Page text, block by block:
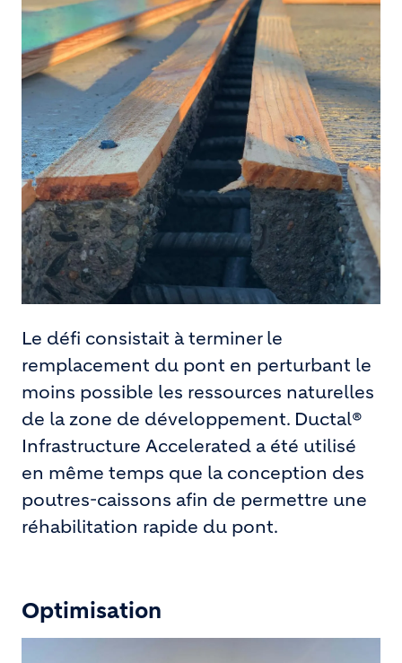
Le défi consistait à terminer le
remplacement du pont en perturbant le
moins possible les ressources naturelles
de la zone de développement. Ductal®
Infrastructure Accelerated a été utilisé
en même temps que la conception des
poutres-caissons afin de permettre une
réhabilitation rapide du pont.
Optimisation